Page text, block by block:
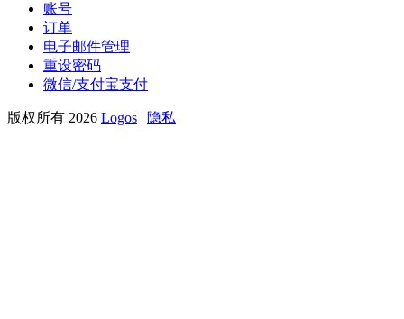
账号
订单
电子邮件管理
重设密码
微信/支付宝支付
版权所有 2026 Logos | 隐私